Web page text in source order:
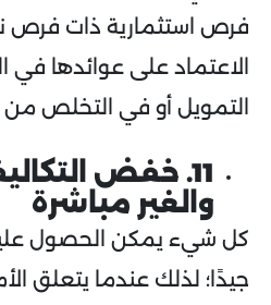
فرص استثمارية ذات فرص
الاعتماد على عوائدها
التمويل أو في التخلص من
11. خفض
والغير مباشرة
كل شيء يمكن الحصول
جيدًا؛ لذلك عندما يتعلق